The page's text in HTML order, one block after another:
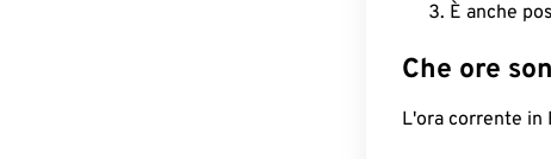
È anche
Che ore
L'ora corrente in